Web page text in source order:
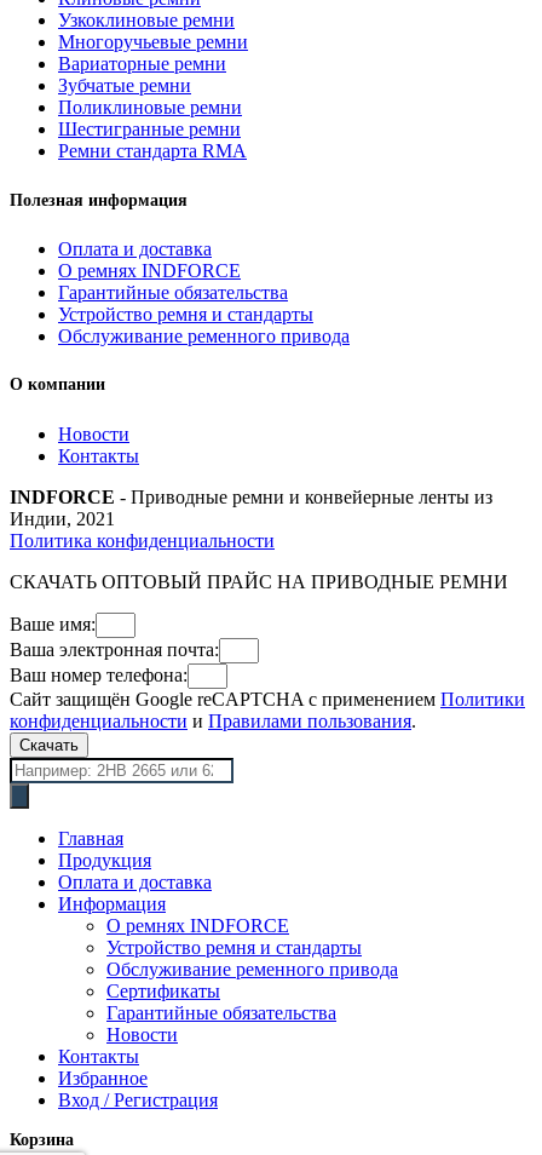
INDFORCE
Strongest
quantity
Узкоклиновые ремни
Многоручьевые ремни
Вариаторные ремни
Зубчатые ремни
Поликлиновые ремни
Шестигранные ремни
Ремни стандарта RMA
Полезная информация
Оплата и доставка
О ремнях INDFORCE
Гарантийные обязательства
Устройство ремня и стандарты
Обслуживание ременного привода
О компании
Новости
Контакты
INDFORCE - Приводные ремни и конвейерные ленты из
Индии, 2021
Политика конфиденциальности
СКАЧАТЬ ОПТОВЫЙ ПРАЙС НА ПРИВОДНЫЕ РЕМНИ
Ваше имя:
Ваша электронная почта:
Ваш номер телефона:
Сайт защищён Google reCAPTCHA с применением Политики
конфиденциальности и Правилами пользования.
Скачать
Поиск
товаров
Главная
Продукция
Оплата и доставка
Информация
О ремнях INDFORCE
Устройство ремня и стандарты
Обслуживание ременного привода
Сертификаты
Гарантийные обязательства
Новости
Контакты
Избранное
Вход / Регистрация
Корзина